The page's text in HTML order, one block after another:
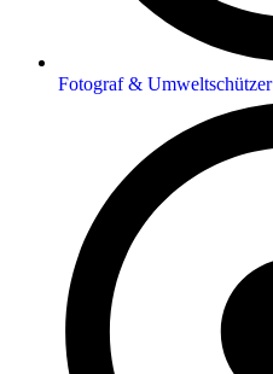
Fotograf & Umweltschützer